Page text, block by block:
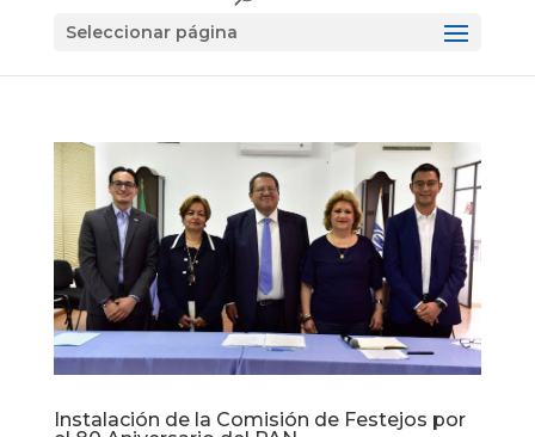
Seleccionar página
Instalación de la Comisión de Festejos por